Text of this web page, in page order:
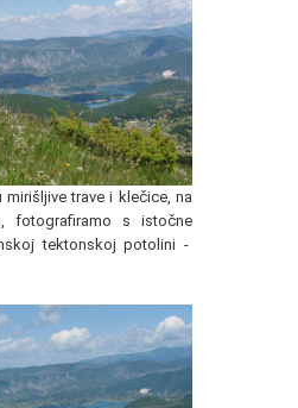
mirišljive trave i klečice, na
fotografiramo s istočne
tektonskoj potolini -